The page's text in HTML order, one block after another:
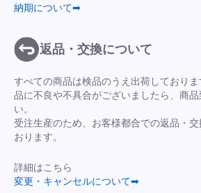
納期について➡
返品・交換について
すべての商品は検品のうえ出荷しており
品に不良や不具合がございましたら、商
い。
受注生産のため、お客様都合での返品・
おります。
詳細はこちら
変更・キャンセルについて➡